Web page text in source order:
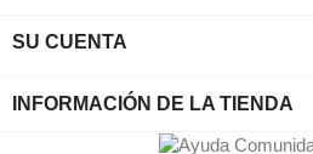
SU CUENTA
INFORMACIÓN DE LA TIENDA